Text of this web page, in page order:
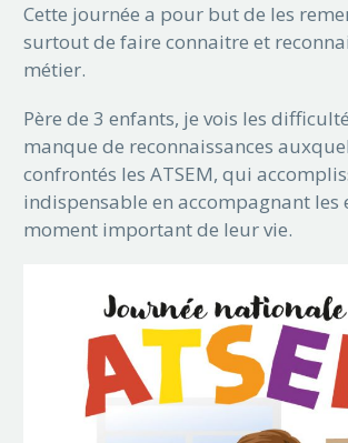
Cette journée a pour but de les
surtout de faire connaitre et
métier.
Père de 3 enfants, je vois les
manque de reconnaissances
confrontés les ATSEM, qui
indispensable en accompagnant les
moment important de leur vie.